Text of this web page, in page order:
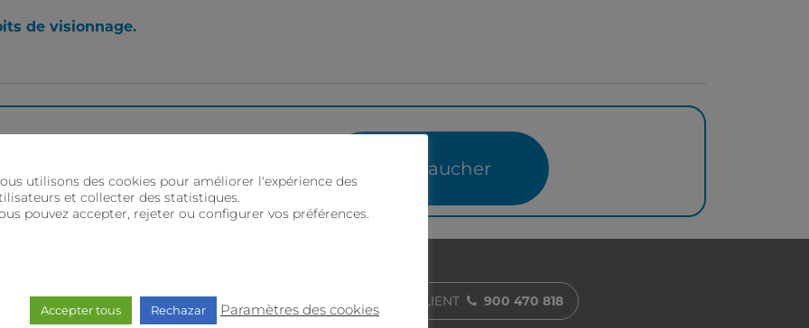
de visionnage.
Embaucher
et technique
solution.
SERVICE CLIENT 900 470 818
utilisons des cookies pour améliorer l'expérience des
et collecter des statistiques.
pouvez accepter, rejeter ou configurer vos préférences.
Accepter tous Rechazar Paramètres des cookies